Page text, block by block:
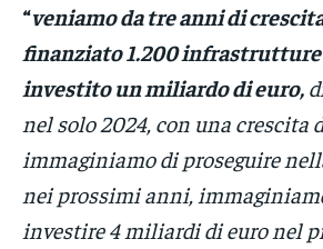
“veniamo da tre anni di
finanziato 1.200 infrastrutture
investito un miliardo di euro,
nel solo 2024, con una crescita
immaginiamo di proseguire
nei prossimi anni,
investire 4 miliardi di euro nel